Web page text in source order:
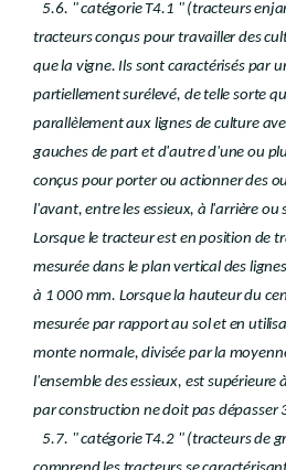
5.6. " catégorie T4.1 " (tracteurs
tracteurs conçus pour travailler des
que la vigne. Ils sont caractérisés par
partiellement surélevé, de telle sorte
parallèlement aux lignes de culture
gauches de part et d'autre d'une ou
conçus pour porter ou actionner des
l'avant, entre les essieux, à l'arrière
Lorsque le tracteur est en position de
mesurée dans le plan vertical des
à 1 000 mm. Lorsque la hauteur du
mesurée par rapport au sol et en
monte normale, divisée par la
l'ensemble des essieux, est supérieure
par construction ne doit pas dépasser
5.7. " catégorie T4.2 " (tracteurs de